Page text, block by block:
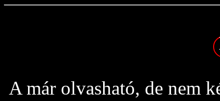
A már olvasható, de nem